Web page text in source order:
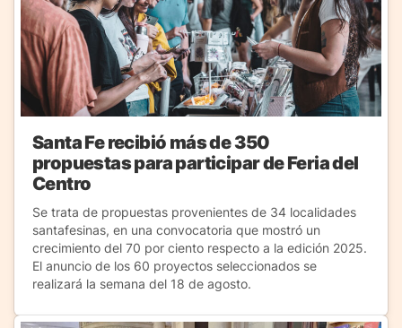
Santa Fe recibió más de 350
propuestas para participar de Feria del
Centro
Se trata de propuestas provenientes de 34 localidades
santafesinas, en una convocatoria que mostró un
crecimiento del 70 por ciento respecto a la edición 2025.
El anuncio de los 60 proyectos seleccionados se
realizará la semana del 18 de agosto.